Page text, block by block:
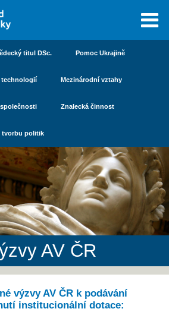
titul DSc. Pomoc Ukrajině
technologií Mezinárodní vztahy
Znalecká činnost
tvorbu politik
AV ČR
výzvy AV ČR k podávání
institucionální dotace: